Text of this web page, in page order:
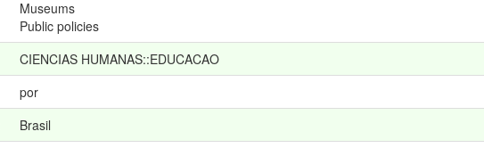
Museums
Public policies
CIENCIAS HUMANAS::EDUCACAO
por
Brasil